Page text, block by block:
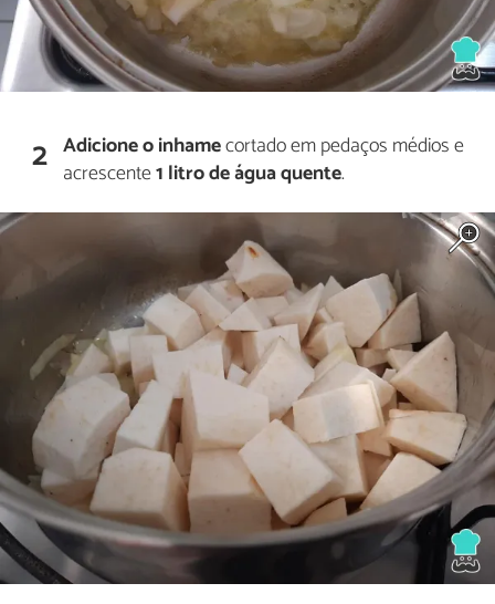
2 Adicione o inhamecortado em pedaços médios e
acrescente1 litro de água quente.